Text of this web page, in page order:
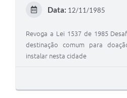
Data: 12/11/1985
Revoga a Lei 1537 de 1985
destinação comum para
instalar nesta cidade